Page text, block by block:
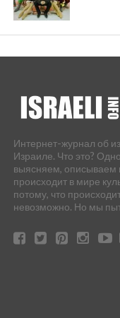
Интернет-журнал об
Израиле. Что это?
выясняем, описываем
происходит в мире
потому, что
невозможно. Но мы